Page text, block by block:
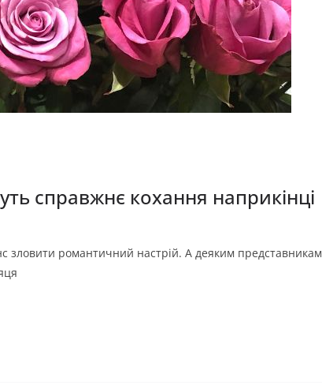
справжнє кохання наприкінці
зловити романтичний настрій. А деяким представникам